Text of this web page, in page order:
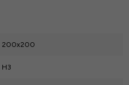
200x200
H3